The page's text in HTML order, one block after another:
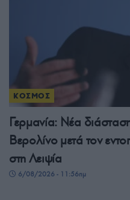
ΚΟΣΜΟΣ
Γερμανία: Νέα
Βερολίνο μετά τον
στη Λειψία
6/08/2026 - 11:56πμ